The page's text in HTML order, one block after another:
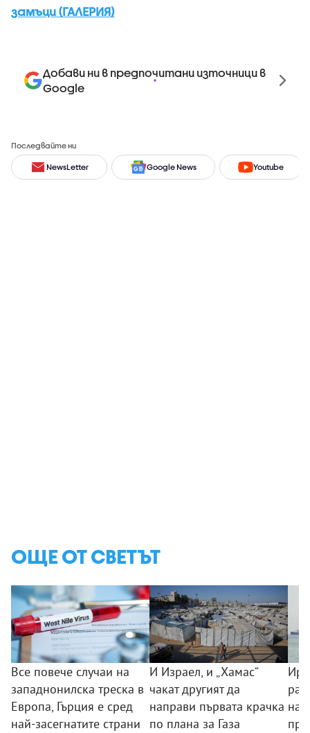
замъци (ГАЛЕРИЯ)
Добави ни в предпочитани източници в
Google
Последвайте ни
NewsLetter Google News Youtube
ОЩЕ ОТ СВЕТЪТ
Все повече случаи на
западнонилска треска в
Европа, Гърция е сред
най-засегнатите страни
И Израел, и „Хамас“
чакат другият да
направи първата крачка
по плана за Газа
на